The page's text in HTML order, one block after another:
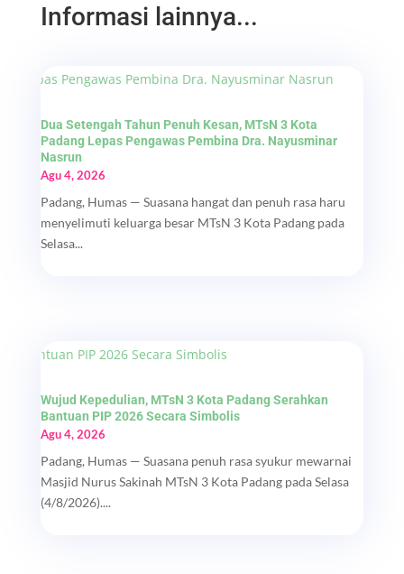
Informasi lainnya...
Dua Setengah Tahun Penuh Kesan, MTsN 3 Kota
Padang Lepas Pengawas Pembina Dra. Nayusminar
Nasrun
Agu 4, 2026
Padang, Humas — Suasana hangat dan penuh rasa haru
menyelimuti keluarga besar MTsN 3 Kota Padang pada
Selasa...
Wujud Kepedulian, MTsN 3 Kota Padang Serahkan
Bantuan PIP 2026 Secara Simbolis
Agu 4, 2026
Padang, Humas — Suasana penuh rasa syukur mewarnai
Masjid Nurus Sakinah MTsN 3 Kota Padang pada Selasa
(4/8/2026)....